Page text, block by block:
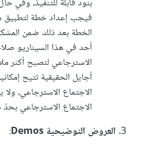
فيجب إعداد خطة لتطبيق
الخطة بعد ذلك ضمن
أحد في هذا السيناريو
الاسترجاعي لتصبح أكثر
أجايل الحقيقية تتيح
الاجتماع الاسترجاعي،
الاجتماع الاسترجاعي بحدّ
العروض التوضيحية Demos
: